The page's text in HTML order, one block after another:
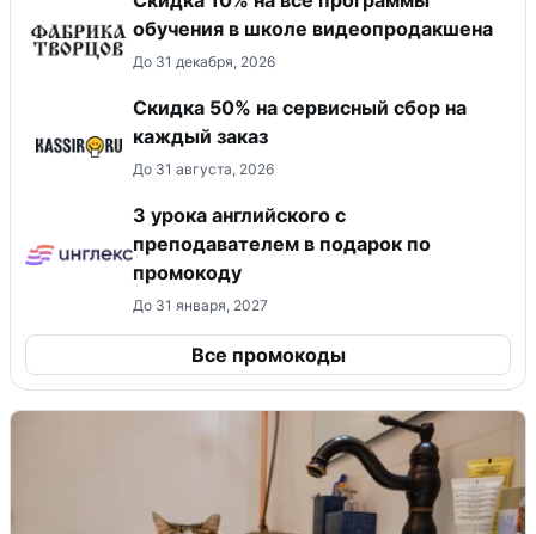
обучения в школе видеопродакшена
До 31 декабря, 2026
Скидка 50% на сервисный сбор на
каждый заказ
До 31 августа, 2026
3 урока английского с
преподавателем в подарок по
промокоду
До 31 января, 2027
Все промокоды